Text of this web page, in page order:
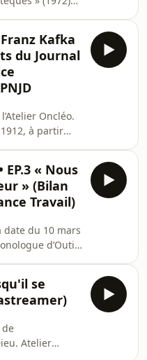
discours
Darwich,
:
: N.Texte dispo
2025/04/16/la-
mouloud-
Kafka
du Journal
Oncléo.
à partir
traductions de
les deux
(traduction
De
décédés ne
lécher les
parce
EP.3 « Nous
» (Bilan
Travail)
date du 10 mars
d’Outis
une
genre, ou la
« bilan
? Difficile à
si ce rendez-
se
de
Atelier